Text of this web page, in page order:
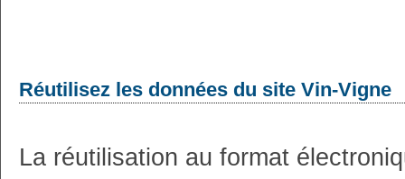
Réutilisez les données du site Vin-Vigne
La réutilisation au format